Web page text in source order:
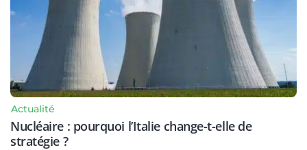
Actualité
Nucléaire : pourquoi l’Italie change-t-elle de
stratégie ?